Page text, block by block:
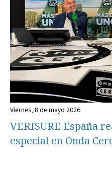
viernes, 8 de mayo 2026
VERISURE España
especial en Onda